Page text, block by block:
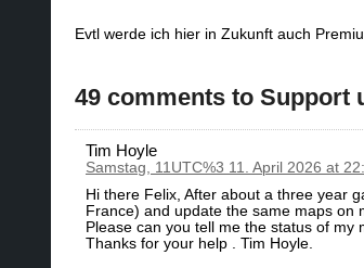
Evtl werde ich hier in Zukunft auch
49 comments to Support
Tim Hoyle
Samstag, 11UTC%3 11. April 2026 at
Hi there Felix, After about a three year
France) and update the same maps on
Please can you tell me the status of my
Thanks for your help . Tim Hoyle.